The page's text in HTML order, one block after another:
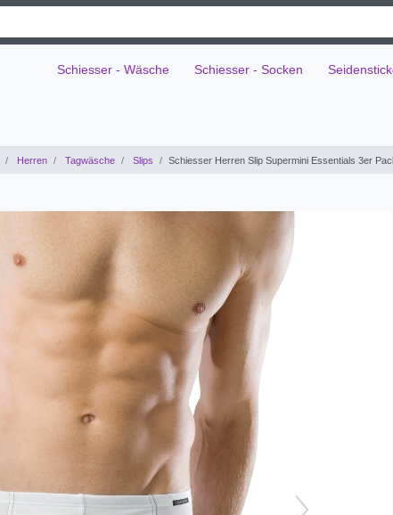
Schiesser - Wäsche Schiesser - Socken
Herren Tagwäsche Slips Schiesser Herren Slip Supermini Essentials 3er